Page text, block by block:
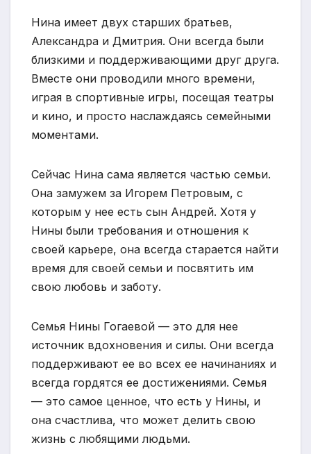
Нина имеет двух старших братьев,
Александра и Дмитрия. Они всегда были
близкими и поддерживающими друг друга.
Вместе они проводили много времени,
играя в спортивные игры, посещая театры
и кино, и просто наслаждаясь семейными
моментами.
Сейчас Нина сама является частью семьи.
Она замужем за Игорем Петровым, с
которым у нее есть сын Андрей. Хотя у
Нины были требования и отношения к
своей карьере, она всегда старается найти
время для своей семьи и посвятить им
свою любовь и заботу.
Семья Нины Гогаевой — это для нее
источник вдохновения и силы. Они всегда
поддерживают ее во всех ее начинаниях и
всегда гордятся ее достижениями. Семья
— это самое ценное, что есть у Нины, и
она счастлива, что может делить свою
жизнь с любящими людьми.